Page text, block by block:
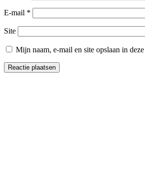
E-mail *
Site
Mijn naam, e-mail en site opslaan in